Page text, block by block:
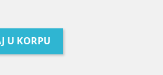
U KORPU